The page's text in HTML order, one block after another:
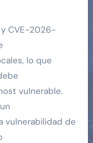
y CVE-2026-
lo que
vulnerable.
vulnerabilidad de